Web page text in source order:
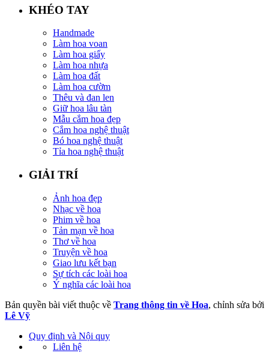
KHÉO TAY
Handmade
Làm hoa voan
Làm hoa giấy
Làm hoa nhựa
Làm hoa đất
Làm hoa cườm
Thêu và đan len
Giữ hoa lâu tàn
Mẫu cắm hoa đẹp
Cắm hoa nghệ thuật
Bó hoa nghệ thuật
Tỉa hoa nghệ thuật
GIẢI TRÍ
Ảnh hoa đẹp
Nhạc về hoa
Phim về hoa
Tản mạn về hoa
Thơ về hoa
Truyện về hoa
Giao lưu kết bạn
Sự tích các loài hoa
Ý nghĩa các loài hoa
Bản quyền bài viết thuộc về Trang thông tin về Hoa, chỉnh sửa bởi
Lê Vỹ
Quy định và Nội quy
Liên hệ